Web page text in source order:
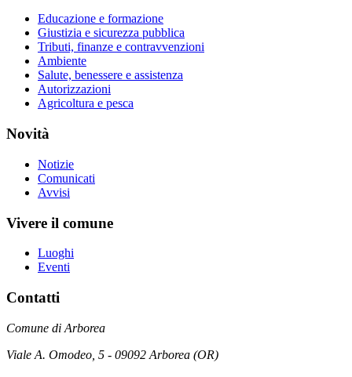
Educazione e formazione
Giustizia e sicurezza pubblica
Tributi, finanze e contravvenzioni
Ambiente
Salute, benessere e assistenza
Autorizzazioni
Agricoltura e pesca
Novità
Notizie
Comunicati
Avvisi
Vivere il comune
Luoghi
Eventi
Contatti
Comune di Arborea
Viale A. Omodeo, 5 - 09092 Arborea (OR)